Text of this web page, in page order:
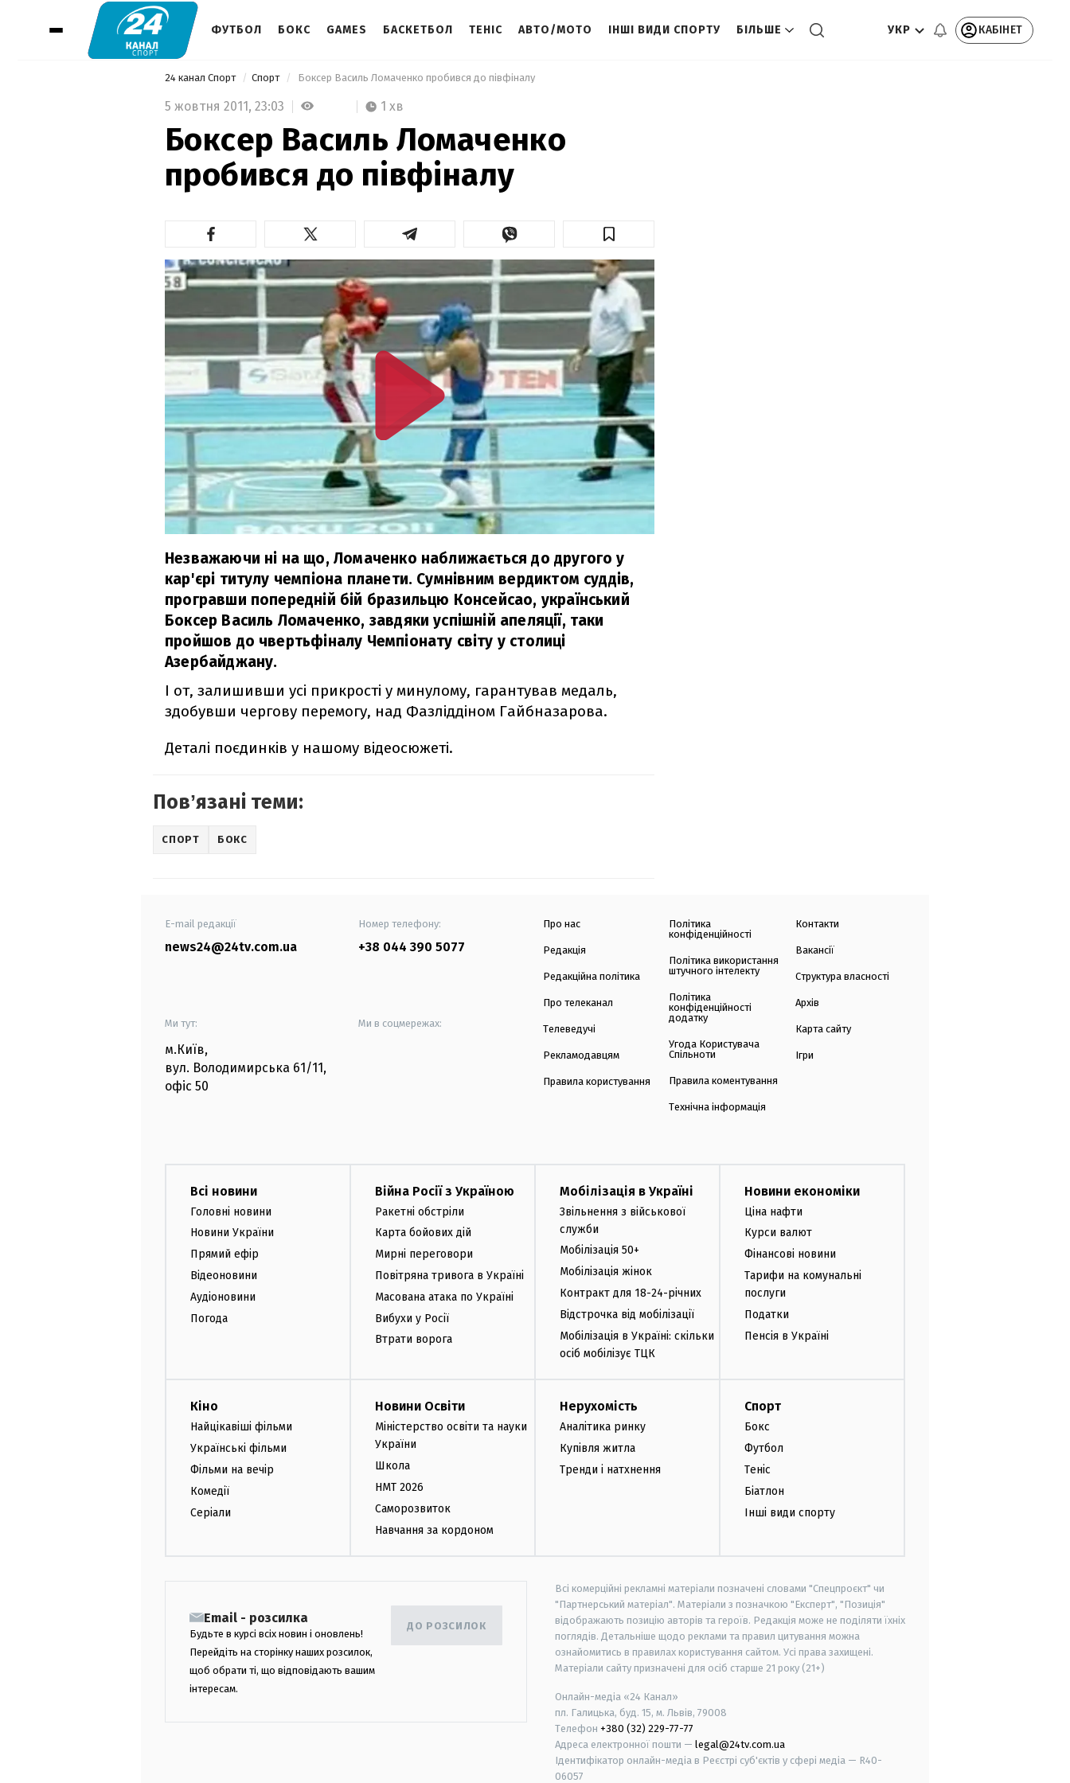
ФУТБОЛ БОКС GAMES БАСКЕТБОЛ ТЕНІС АВТО/МОТО ІНШІ ВИДИ СПОРТУ БІЛЬШЕ УКР КАБІНЕТ
24 канал Спорт Спорт Боксер Василь Ломаченко пробився до півфіналу
5 жовтня 2011, 23:03 1 хв
Боксер Василь Ломаченко
пробився до півфіналу
Незважаючи ні на що, Ломаченко наближається до другого у
кар'єрі титулу чемпіона планети. Сумнівним вердиктом суддів,
програвши попередній бій бразильцю Консейсао, український
Боксер Василь Ломаченко, завдяки успішній апеляції, таки
пройшов до чвертьфіналу Чемпіонату світу у столиці
Азербайджану.
І от, залишивши усі прикрості у минулому, гарантував медаль,
здобувши чергову перемогу, над Фазліддіном Гайбназарова.
Деталі поєдинків у нашому відеосюжеті.
Повʼязані теми:
СПОРТ БОКС
E-mail редакції
news24@24tv.com.ua
Номер телефону:
+38 044 390 5077
Ми тут:
м.Київ,
вул. Володимирська 61/11,
офіс 50
Ми в соцмережах:
Про нас
Редакція
Редакційна політика
Про телеканал
Телеведучі
Рекламодавцям
Правила користування
Політика
конфіденційності
Політика використання
штучного інтелекту
Політика
конфіденційності
додатку
Угода Користувача
Спільноти
Правила коментування
Технічна інформація
Контакти
Вакансії
Структура власності
Архів
Карта сайту
Ігри
Всі новини
Головні новини
Новини України
Прямий ефір
Відеоновини
Аудіоновини
Погода
Війна Росії з Україною
Ракетні обстріли
Карта бойових дій
Мирні переговори
Повітряна тривога в Україні
Масована атака по Україні
Вибухи у Росії
Втрати ворога
Мобілізація в Україні
Звільнення з військової
служби
Мобілізація 50+
Мобілізація жінок
Контракт для 18-24-річних
Відстрочка від мобілізації
Мобілізація в Україні: скільки
осіб мобілізує ТЦК
Новини економіки
Ціна нафти
Курси валют
Фінансові новини
Тарифи на комунальні
послуги
Податки
Пенсія в Україні
Кіно
Найцікавіші фільми
Українські фільми
Фільми на вечір
Комедії
Серіали
Новини Освіти
Міністерство освіти та науки
України
Школа
НМТ 2026
Саморозвиток
Навчання за кордоном
Нерухомість
Аналітика ринку
Купівля житла
Тренди і натхнення
Спорт
Бокс
Футбол
Теніс
Біатлон
Інші види спорту
Email - розсилка
Будьте в курсі всіх новин і оновлень!
Перейдіть на сторінку наших розсилок,
щоб обрати ті, що відповідають вашим
інтересам.
ДО РОЗСИЛОК
Всі комерційні рекламні матеріали позначені словами "Спецпроєкт" чи
"Партнерський матеріал". Матеріали з позначкою "Експерт", "Позиція"
відображають позицію авторів та героїв. Редакція може не поділяти їхніх
поглядів. Детальніше щодо реклами та правил цитування можна
ознайомитись в правилах користування сайтом. Усі права захищені.
Матеріали сайту призначені для осіб старше 21 року (21+)
Онлайн-медіа «24 Канал»
пл. Галицька, буд. 15, м. Львів, 79008
Телефон +380 (32) 229-77-77
Адреса електронної пошти — legal@24tv.com.ua
Ідентифікатор онлайн-медіа в Реєстрі суб'єктів у сфері медіа — R40-
06057